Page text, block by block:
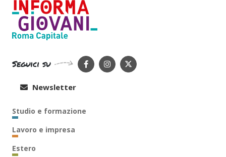
Seguici su
Newsletter
Studio e formazione
Lavoro e impresa
Estero